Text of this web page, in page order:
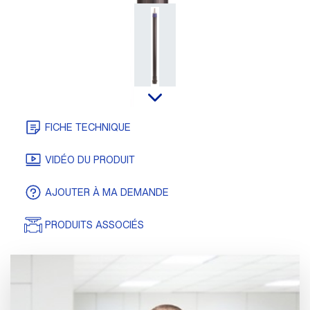
FICHE TECHNIQUE
VIDÉO DU PRODUIT
AJOUTER À MA DEMANDE
PRODUITS ASSOCIÉS